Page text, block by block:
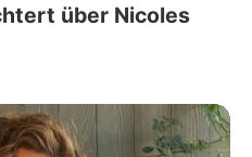
über Nicoles